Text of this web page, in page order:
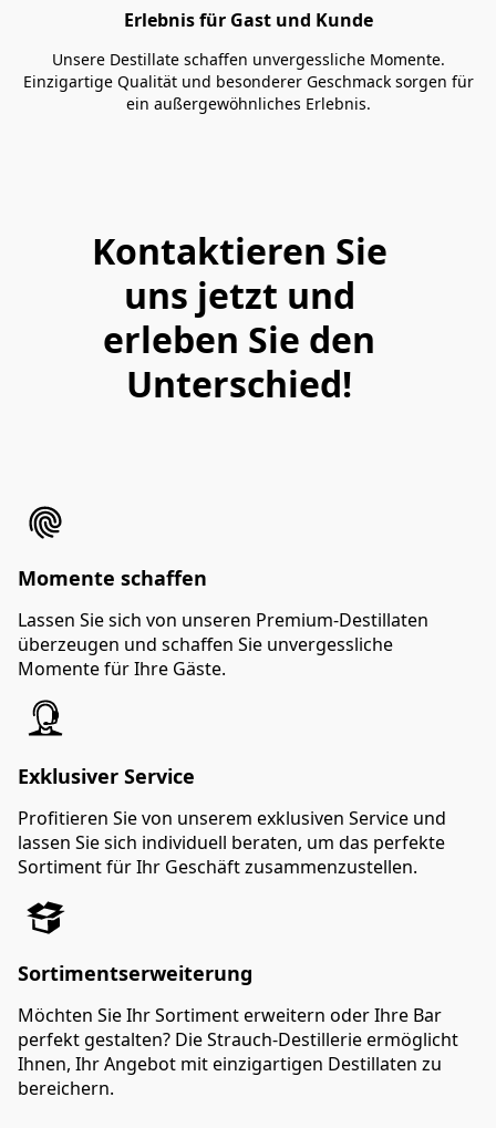
Erlebnis für Gast und Kunde
Unsere Destillate schaffen unvergessliche Momente.
Einzigartige Qualität und besonderer Geschmack sorgen für
ein außergewöhnliches Erlebnis.
Kontaktieren Sie
uns jetzt und
erleben Sie den
Unterschied!
Momente schaffen
Lassen Sie sich von unseren Premium-Destillaten
überzeugen und schaffen Sie unvergessliche
Momente für Ihre Gäste.
Exklusiver Service
Profitieren Sie von unserem exklusiven Service und
lassen Sie sich individuell beraten, um das perfekte
Sortiment für Ihr Geschäft zusammenzustellen.
Sortimentserweiterung
Möchten Sie Ihr Sortiment erweitern oder Ihre Bar
perfekt gestalten? Die Strauch-Destillerie ermöglicht
Ihnen, Ihr Angebot mit einzigartigen Destillaten zu
bereichern.